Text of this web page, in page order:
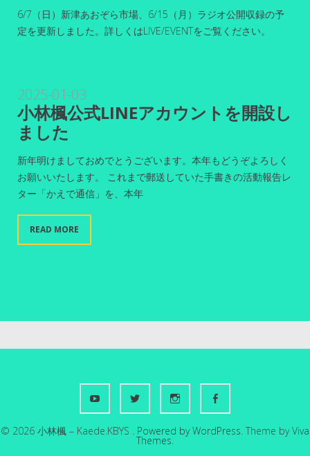
6/7（日）新津あおぞら市場、6/15（月）ラジオ公開収録の予
定を更新しました。詳しくはLIVE/EVENTをご覧ください。
2025-01-03
小林楓公式LINEアカウントを開設し
ました
新年明けましておめでとうございます。本年もどうぞよろしく
お願いいたします。 これまで郵送していた手書きの活動報告レ
ター「かえで通信」を、本年
READ MORE
© 2026 小林楓 – Kaede.KBYS . Powered by WordPress. Theme byViva
Themes.